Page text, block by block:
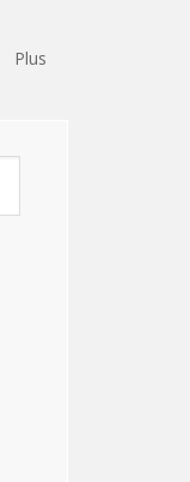
Plus